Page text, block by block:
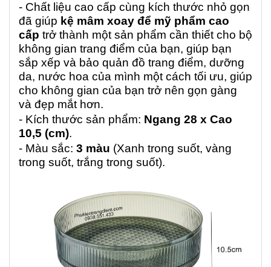
- Chất liệu cao cấp cùng kích thước nhỏ gọn
đã giúp kệ mâm xoay để mỹ phẩm cao
cấp trở thành một sản phẩm cần thiết cho bộ
không gian trang điểm của bạn, giúp bạn
sắp xếp và bảo quản đồ trang điểm, dưỡng
da, nước hoa của mình một cách tối ưu, giúp
cho không gian của bạn trở nên gọn gàng
và đẹp mắt hơn.
- Kích thước sản phẩm: Ngang 28 x Cao
10,5 (cm).
- Màu sắc: 3 màu (Xanh trong suốt, vàng
trong suốt, trắng trong suốt).